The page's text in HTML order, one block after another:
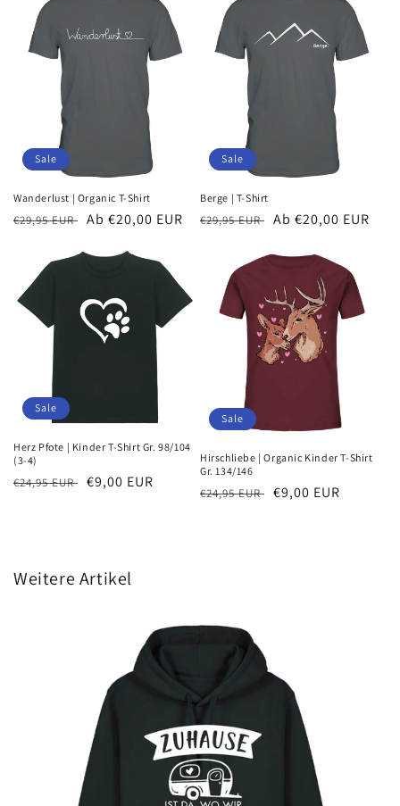
Sale
Wanderlust | Organic T-Shirt
Normaler
€29,95 EUR Verkaufspreis
Ab €20,00 EUR
Sale
Berge | T-Shirt
Normaler
€29,95 EUR Verkaufspreis
Ab €20,00 EUR
Sale
Herz Pfote | Kinder T-Shirt Gr. 98/104
(3-4)
Normaler
€24,95 EUR Verkaufspreis
€9,00 EUR
Sale
Hirschliebe | Organic Kinder T-Shirt
Gr. 134/146
Normaler
€24,95 EUR Verkaufspreis
€9,00 EUR
Weitere Artikel